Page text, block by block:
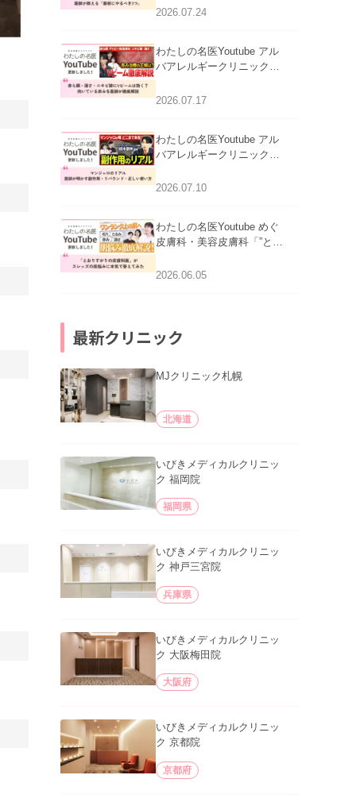
える男性へ｜医師が教える
2026.07.24
わたしの名医Youtube アル
バアレルギークリニック札
跡にVビームは効く？向い
2026.07.17
わたしの名医Youtube アル
バアレルギークリニック札
医師が明かす副作用・リバ
2026.07.10
わたしの名医Youtube めぐ
皮膚科・美容皮膚科「”とお
ッズの肌悩みに本気で答え
2026.06.05
最新クリニック
MJクリニック札幌
北海道
いびきメディカルクリニッ
ク 福岡院
福岡県
いびきメディカルクリニッ
ク 神戸三宮院
兵庫県
いびきメディカルクリニッ
ク 大阪梅田院
大阪府
いびきメディカルクリニッ
ク 京都院
京都府